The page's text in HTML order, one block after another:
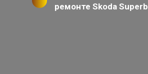
ремонте Skoda Superb